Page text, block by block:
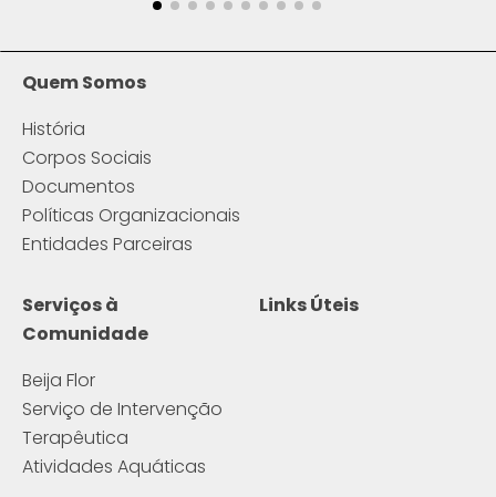
Quem Somos
História
Corpos Sociais
Documentos
Políticas Organizacionais
Entidades Parceiras
Serviços à
Comunidade
Beija Flor
Serviço de Intervenção
Terapêutica
Atividades Aquáticas
Links Úteis